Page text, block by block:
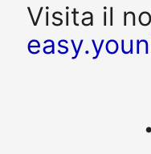
Visita il